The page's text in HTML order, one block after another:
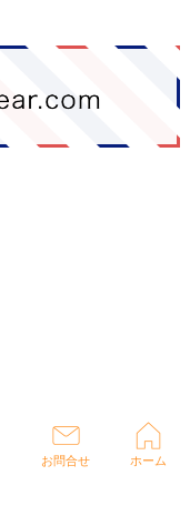
お問合せ ホーム